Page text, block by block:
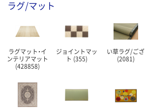
ラグ/マット
ラグマット・イ
ンテリアマット
(428858)
ジョイントマッ
ト (355)
い草ラグ/ござ
(2081)